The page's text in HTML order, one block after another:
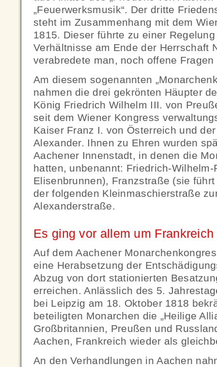
„Feuerwerksmusik“. Der dritte
steht im Zusammenhang mit dem
1815. Dieser führte zu einer
Verhältnisse am Ende der Herrschaft
verabredete man, noch offene
Am diesem sogenannten
nahmen die drei gekrönten Häupter
König Friedrich Wilhelm III. von
seit dem Wiener Kongress
Kaiser Franz I. von Österreich und
Alexander. Ihnen zu Ehren wurden
Aachener Innenstadt, in denen die
hatten, unbenannt: Friedrich-Wilhelm-
Elisenbrunnen), Franzstraße (sie
der folgenden Kleinmaschierstraße
Alexanderstraße.
Es ging vor allem um Frankreich
Auf dem Aachener
eine Herabsetzung der
Abzug von dort stationierten
erreichen. Anlässlich des 5.
bei Leipzig am 18. Oktober 1818
beteiligten Monarchen die „Heilige
Großbritannien, Preußen und
Aachen, Frankreich wieder als
An den Verhandlungen in Aachen